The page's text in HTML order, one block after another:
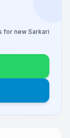
for new Sarkari